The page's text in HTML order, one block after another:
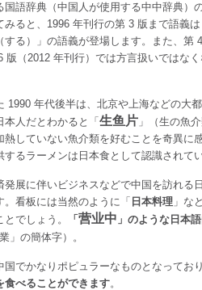
国語辞典（中国人が使用する中中辞典）
みると、1996 年刊行の第 3 版まで語義
する）」の語義が登場します。また、
版（2012 年刊行）では方言扱いではな
1990 年代後半は、北京や上海などの大
本人だとわかると「 生鱼片 」（生の魚
熱していない魚介類を好むことを奇異
るラーメンは日本食として認識されて
発展に伴いビジネスなどで中国を訪れる
。看板には当然のように「 日本料理 」な
でしょう。
「 营业中 」のような日本
」の簡体字）。
でかなりポピュラーなものとなっており
食べることができます。